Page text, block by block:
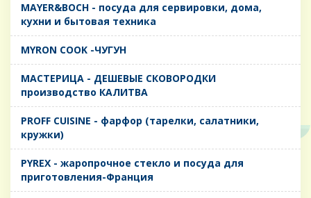
MAYER&BOCH - посуда для сервировки, дома,
кухни и бытовая техника
MYRON COOK -ЧУГУН
MАСТЕРИЦА - ДЕШЕВЫЕ СКОВОРОДКИ
производство КАЛИТВА
PROFF CUISINE - фарфор (тарелки, салатники,
кружки)
PYREX - жаропрочное стекло и посуда для
приготовления-Франция